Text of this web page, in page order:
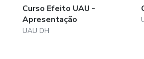
Curso Efeito UAU -
Apresentação
UAU DH